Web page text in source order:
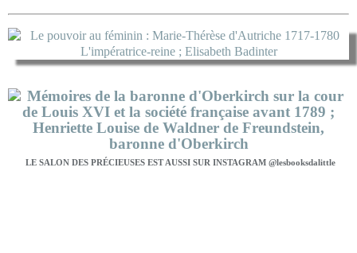
LE SALON DES PRÉCIEUSES EST AUSSI SUR INSTAGRAM @lesbooksdalittle